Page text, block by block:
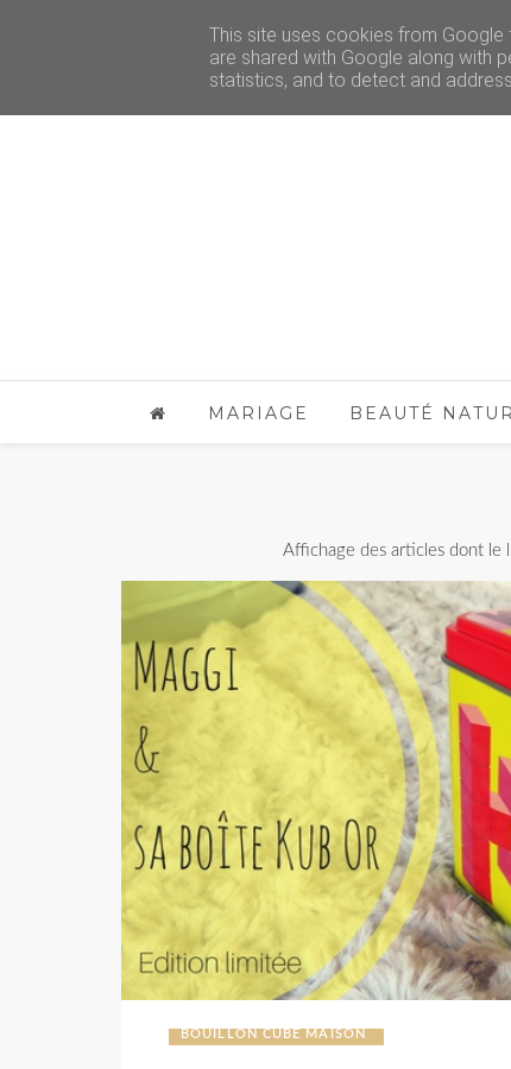
MARIAGE BEAUTÉ
Affichage des articles dont le
BOUILLON CUBE MAISON
This site uses cookies from
are shared with Google along with
statistics, and to detect and